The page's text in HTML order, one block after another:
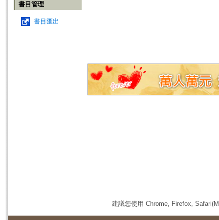
書目管理
書目匯出
建議您使用 Chrome, Firefox,